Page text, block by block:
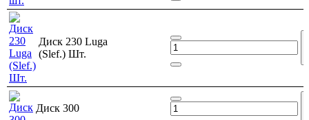
Диск 230 Luga
(Slef.) Шт.
Диск 300